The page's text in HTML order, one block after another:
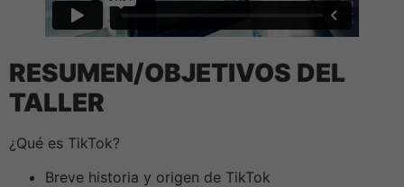
RESUMEN/OBJETIVOS DEL
TALLER
¿Qué es TikTok?
Breve historia y origen de TikTok